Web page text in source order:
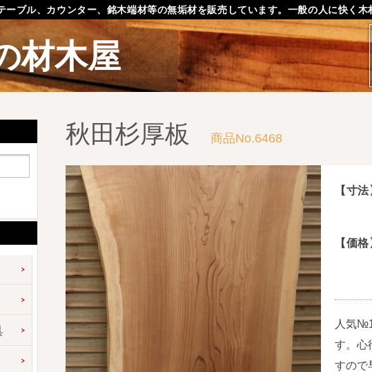
ーブル、カウンター、銘木端材等の無垢材を販売しています。一般の人に快く
材木屋
秋田杉厚板 商品No.6468
【寸
【価
人気
す。心
すので